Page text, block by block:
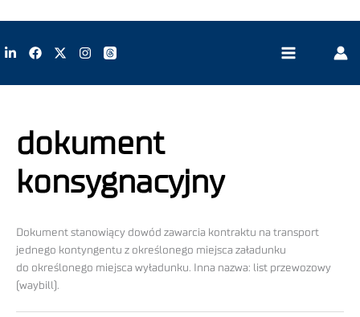
dokument
konsygnacyjny
Dokument stanowiący dowód zawarcia kontraktu na transport
jednego kontyngentu z określonego miejsca załadunku
do określonego miejsca wyładunku. Inna nazwa: list przewozowy
(waybill).